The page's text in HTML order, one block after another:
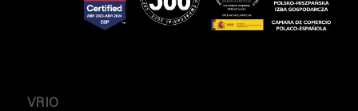
VRIO